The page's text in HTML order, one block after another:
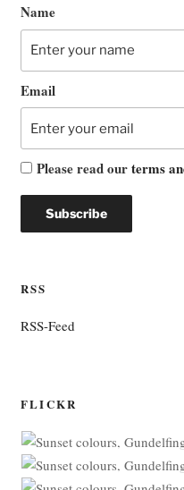
Name
Email
Please read ourterms
RSS
RSS-Feed
FLICKR